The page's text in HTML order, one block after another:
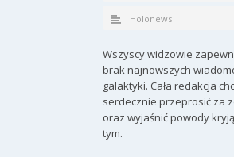
Holonews
Wszyscy widzowie
brak najnowszych
galaktyki. Cała redakcja
serdecznie przeprosić za
oraz wyjaśnić powody
tym.